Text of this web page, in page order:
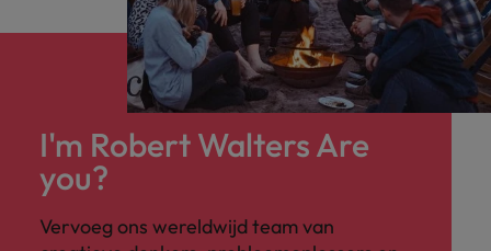
I'm Robert Walters Are
you?
Vervoeg ons wereldwijd team van